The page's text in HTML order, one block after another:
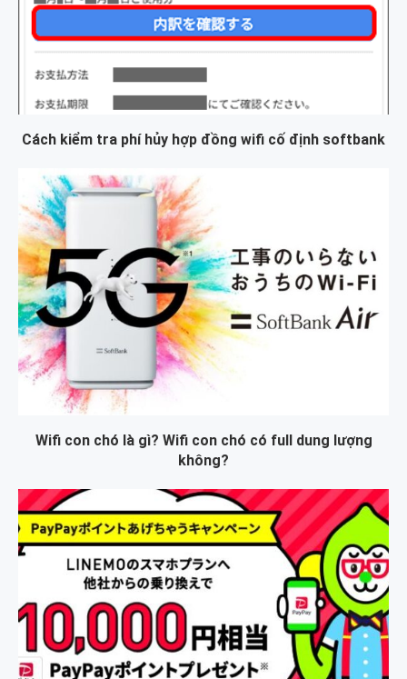
Cách kiểm tra phí hủy hợp đồng wifi cố định softbank
Wifi con chó là gì? Wifi con chó có full dung lượng
không?